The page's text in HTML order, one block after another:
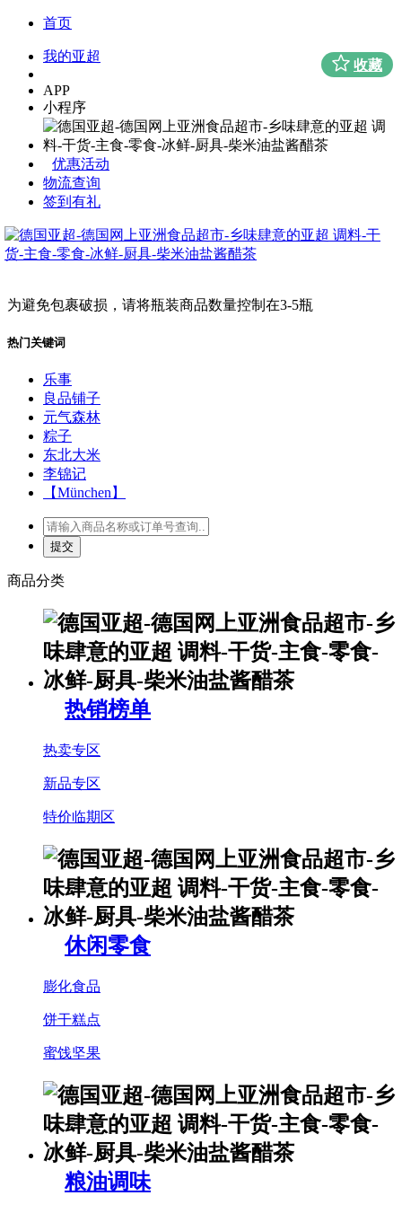
首页
我的亚超
APP
小程序
优惠活动
物流查询
签到有礼
为避免包裹破损，请将瓶装商品数量控制在3-5瓶
热门关键词
乐事
良品铺子
元气森林
粽子
东北大米
李锦记
【München】
商品分类
热销榜单
热卖专区
新品专区
特价临期区
休闲零食
膨化食品
饼干糕点
蜜饯坚果
粮油调味
收藏